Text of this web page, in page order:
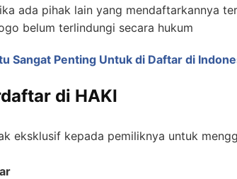
ada pihak lain yang mendaftarkannya
belum terlindungi secara hukum
Sangat Penting Untuk di Daftar di
di HAKI
eksklusif kepada pemiliknya untuk